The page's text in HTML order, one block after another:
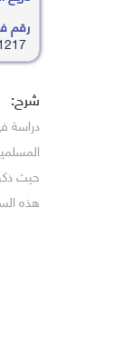
رقم
شرح:
دراسة
حيث
هذه